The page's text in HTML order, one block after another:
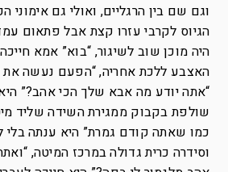
וגם שם בין הרגליים, ואולי גם
הגיוס לקרבי עזרו קצת אבל פתאום
היה מוכן שוב לשיגור, “בוא” אמא
האצבע ללכת אחריה, “הפעם נעשה את
“אתה יודע מה אבא שלך הכי אהב?”
שולפת בקבוק ממגירת השידה שליד
כמו שאתה קודם גמרת” היא ענתה בלי
וסידרה כרית גדולה במרכז המיטה,